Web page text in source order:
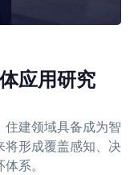
应用研究
建领域具备成为智
形成覆盖感知、决
系。